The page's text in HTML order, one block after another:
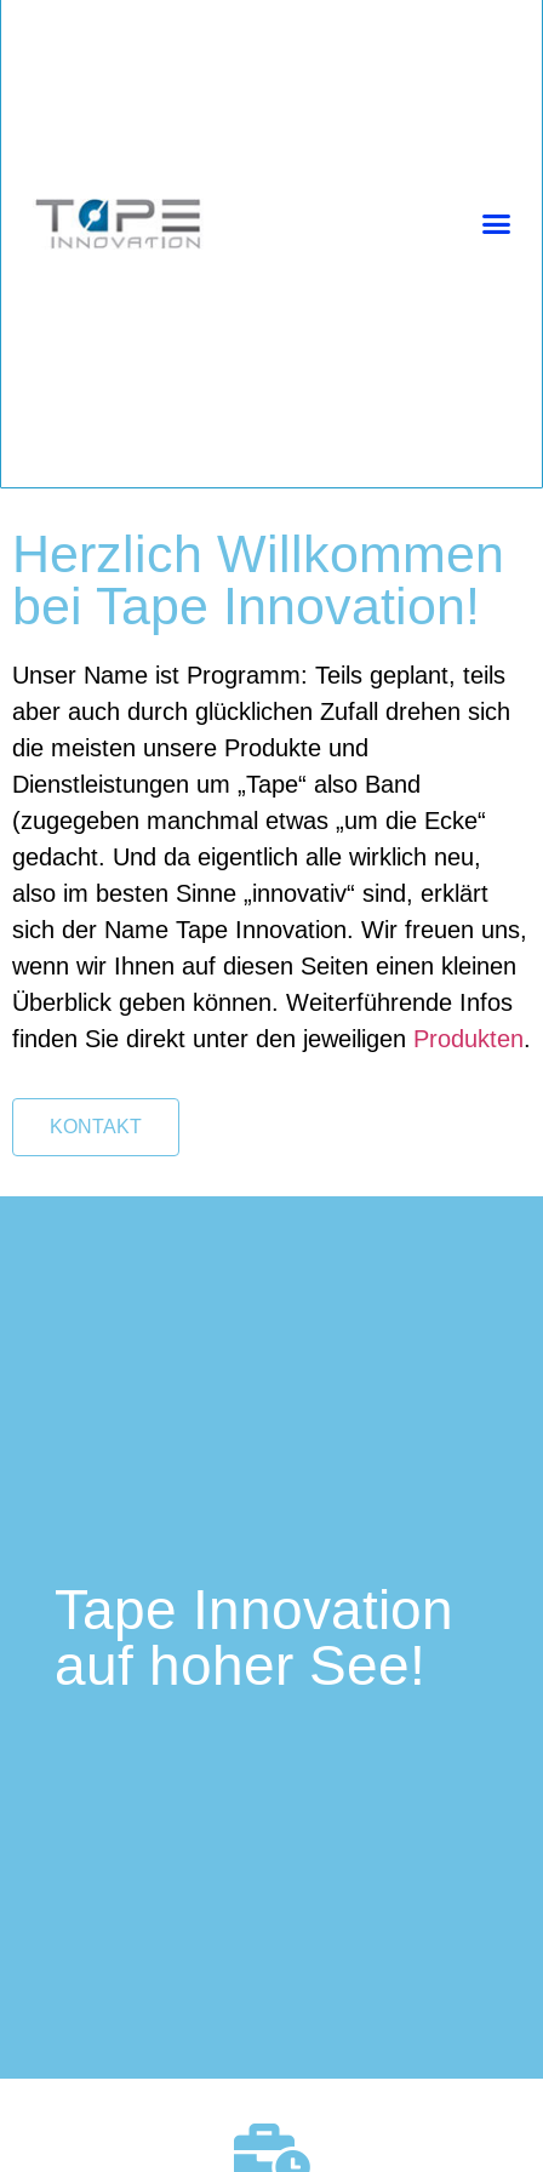
Herzlich Willkommen
bei Tape Innovation!
Unser Name ist Programm: Teils geplant, teils
aber auch durch glücklichen Zufall drehen sich
die meisten unsere Produkte und
Dienstleistungen um „Tape“ also Band
(zugegeben manchmal etwas „um die Ecke“
gedacht. Und da eigentlich alle wirklich neu,
also im besten Sinne „innovativ“ sind, erklärt
sich der Name Tape Innovation. Wir freuen uns,
wenn wir Ihnen auf diesen Seiten einen kleinen
Überblick geben können. Weiterführende Infos
finden Sie direkt unter den jeweiligen Produkten.
KONTAKT
Tape Innovation
auf hoher See!